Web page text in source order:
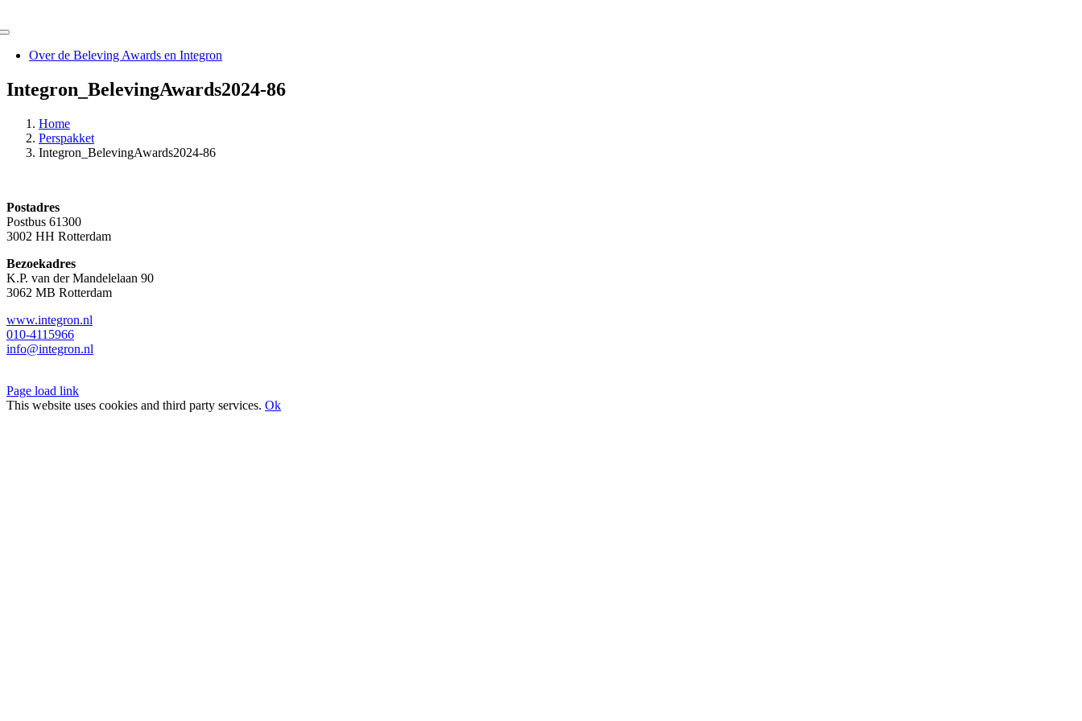
naar
Toggle
NavigationOver de Beleving Awards en Integron
Integron_BelevingAwards2024-86
Home
Perspakket
Integron_BelevingAwards2024-86
Postadres
Postbus 61300
3002 HH Rotterdam
Bezoekadres
K.P. van der Mandelelaan 90
3062 MB Rotterdam
www.integron.nl
010-4115966
info@integron.nl
Page load link
This website uses cookies and third party services. Ok